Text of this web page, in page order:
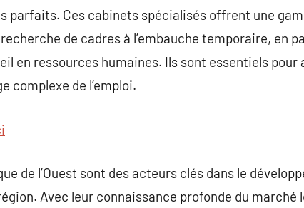
parfaits. Ces cabinets spécialisés offrent une
de cadres à l’embauche temporaire, en
en ressources humaines. Ils sont essentiels pour
complexe de l’emploi.
de l’Ouest sont des acteurs clés dans le
Avec leur connaissance profonde du marché